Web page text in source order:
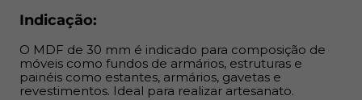
projetos.
Indicação:
O MDF de 30 mm é indicado para composição de
móveis como fundos de armários, estruturas e
painéis como estantes, armários, gavetas e
revestimentos. Ideal para realizar artesanato.